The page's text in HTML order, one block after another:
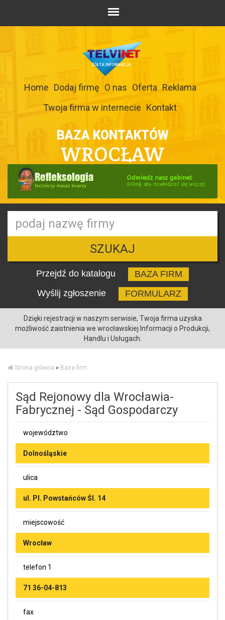
Home Dodaj firmę O nas Oferta Reklama
Twoja firma w internecie Kontakt
BAZA KONTAKTÓW
WROCŁAW
SZUKAJ
Przejdź do katalogu
BAZA FIRM
Wyślij zgłoszenie
FORMULARZ
Dzięki rejestracji w naszym serwisie, Twoja firma uzyska
możliwość zaistnienia we wrocławskiej Informacji o Produkcji,
Handlu i Usługach.
Strona główna » Baza firm
Sąd Rejonowy dla Wrocławia-
Fabrycznej - Sąd Gospodarczy
województwo
Dolnośląskie
ulica
ul. Pl. Powstańców Śl. 14
miejscowość
Wrocław
telefon 1
71 36-04-813
fax